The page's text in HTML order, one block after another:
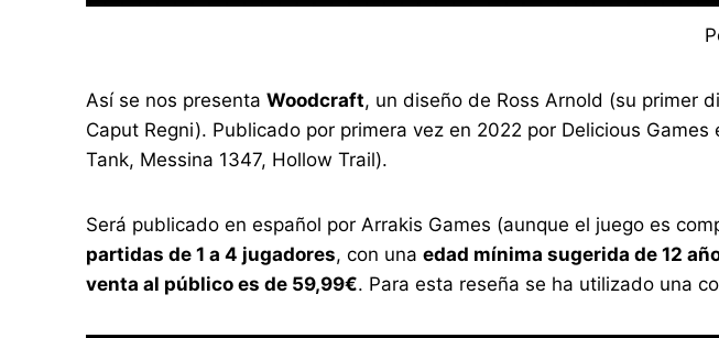
Así se nos presentaWoodcraft, un diseño de Ross Arnold (su primer
Caput Regni). Publicado por primera vez en 2022 por Delicious
Tank, Messina 1347, Hollow Trail).
Será publicado en español por Arrakis Games (aunque el juego es
partidas de 1 a 4 jugadores, con unaedad mínima sugerida de 12
venta al público es de 59,99€. Para esta reseña se ha utilizado una